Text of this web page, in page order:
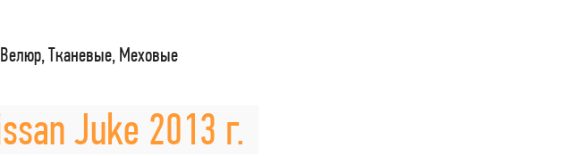
Тканевые, Меховые
Juke 2013 г.